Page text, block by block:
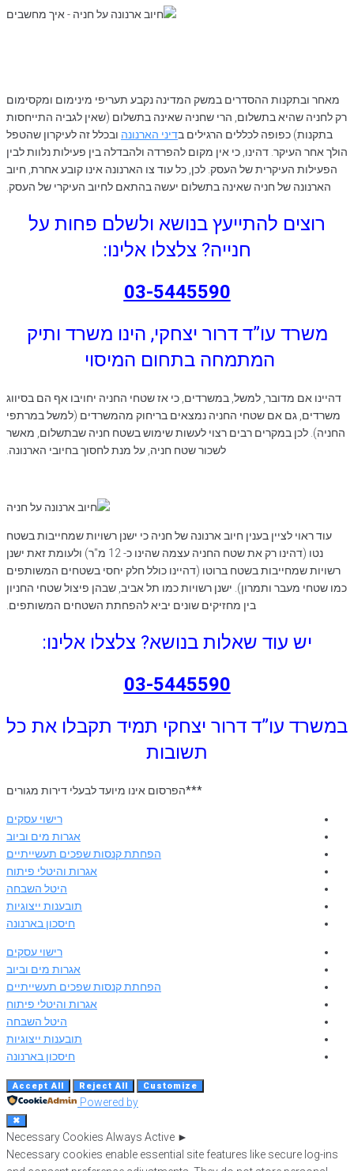
מאחר ובתקנות ההסדרים במשק המדינה נקבע תעריפי מינימום ומקסימום
רק לחניה שהיא בתשלום, הרי שחניה שאינה בתשלום (שאין לגביה התייחסות
בתקנות) כפופה לכללים הרגילים בדיני הארנונה ובכלל זה לעיקרון שהטפל
הולך אחר העיקר. דהינו, כי אין מקום להפרדה ולהבדלה בין פעילות נלוות לבין
הפעילות העיקרית של העסק. לכן, כל עוד צו הארנונה אינו קובע אחרת, חיוב
הארנונה של חניה שאינה בתשלום יעשה בהתאם לחיוב העיקרי של העסק.
רוצים להתייעץ בנושא ולשלם פחות על
חנייה? צלצלו אלינו:
03-5445590
משרד עו”ד דרור יצחקי, הינו משרד ותיק
המתמחה בתחום המיסוי
דהיינו אם מדובר, למשל, במשרדים, כי אז שטחי החניה יחויבו אף הם בסיווג
משרדים, גם אם שטחי החניה נמצאים בריחוק מהמשרדים (למשל במרתפי
החניה). לכן במקרים רבים רצוי לעשות שימוש בשטח חניה שבתשלום, מאשר
לשכור שטח חניה, על מנת לחסוך בחיובי הארנונה.
עוד ראוי לציין בענין חיוב ארנונה של חניה כי ישנן רשויות שמחייבות בשטח
נטו (דהינו רק את שטח החניה עצמה שהינו כ- 12 מ"ר) ולעומת זאת ישנן
רשויות שמחייבות בשטח ברוטו (דהיינו כולל חלק יחסי בשטחים המשותפים
כמו שטחי מעבר ותמרון). ישנן רשויות כמו תל אביב, שבהן פיצול שטחי החניון
בין מחזיקים שונים יביא להפחתת השטחים המשותפים.
יש עוד שאלות בנושא? צלצלו אלינו:
03-5445590
במשרד עו”ד דרור יצחקי תמיד תקבלו את כל
תשובות
***הפרסום אינו מיועד לבעלי דירות מגורים
רישוי עסקים
אגרות מים וביוב
הפחתת קנסות שפכים תעשייתיים
אגרות והיטלי פיתוח
היטל השבחה
תובענות ייצוגיות
חיסכון בארנונה
רישוי עסקים
אגרות מים וביוב
הפחתת קנסות שפכים תעשייתיים
אגרות והיטלי פיתוח
היטל השבחה
תובענות ייצוגיות
חיסכון בארנונה
Customize
Reject All
Accept All
Powered by
✖
►
Necessary Cookies Always Active
Necessary cookies enable essential site features like secure log-ins